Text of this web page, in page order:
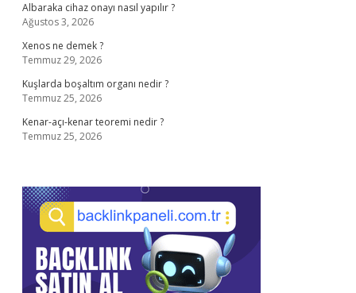
Albaraka cihaz onayı nasıl yapılır ?
Ağustos 3, 2026
Xenos ne demek ?
Temmuz 29, 2026
Kuşlarda boşaltım organı nedir ?
Temmuz 25, 2026
Kenar-açı-kenar teoremi nedir ?
Temmuz 25, 2026